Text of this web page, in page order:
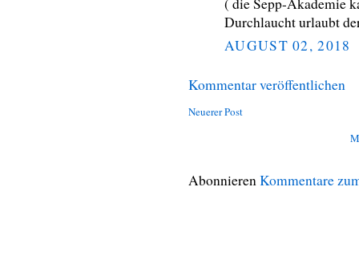
( die Sepp-Akademie
Durchlaucht urlaubt
AUGUST 02, 2018
Kommentar veröffentlichen
Neuerer Post
AbonnierenKommentare